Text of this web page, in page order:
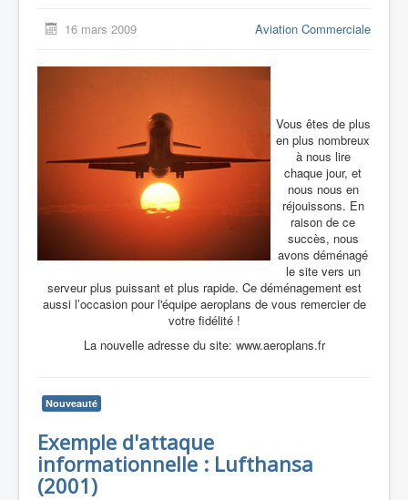
16 mars 2009 Aviation Commerciale
Vous êtes de plus
en plus nombreux
à nous lire
chaque jour, et
nous nous en
réjouissons. En
raison de ce
succès, nous
avons déménagé
le site vers un
serveur plus puissant et plus rapide. Ce déménagement est
aussi l’occasion pour l'équipe aeroplans de vous remercier de
votre fidélité !
La nouvelle adresse du site: www.aeroplans.fr
Nouveauté
Exemple d'attaque
informationnelle : Lufthansa
(2001)